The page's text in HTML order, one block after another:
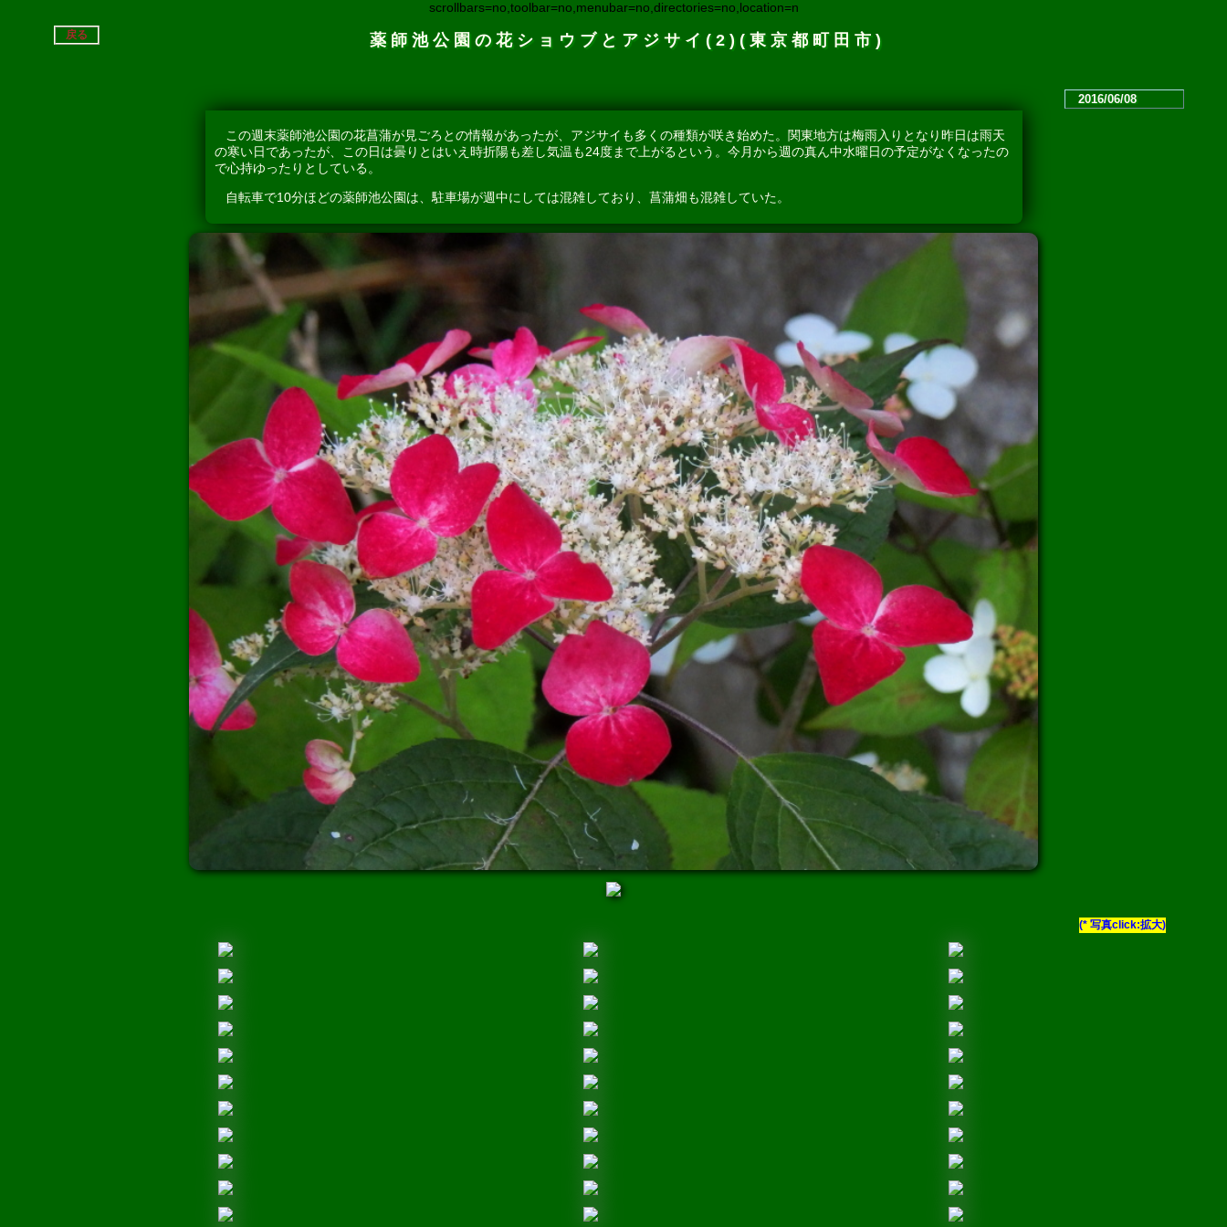
scrollbars=no,toolbar=no,menubar=no,directories=no,location=n
戻る 薬師池公園の花ショウブとアジサイ(2)(東京都町田市)
2016/06/08
この週末薬師池公園の花菖蒲が見ごろとの情報があったが、アジサイも多くの種類が咲き始めた。関東地方は梅雨入りとなり昨日は雨天
の寒い日であったが、この日は曇りとはいえ時折陽も差し気温も24度まで上がるという。今月から週の真ん中水曜日の予定がなくなったの
で心持ゆったりとしている。
自転車で10分ほどの薬師池公園は、駐車場が週中にしては混雑しており、菖蒲畑も混雑していた。
(* 写真click:拡大)